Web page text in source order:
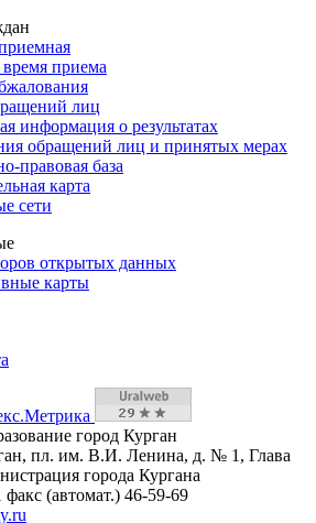
приема
лиц
информация о результатах
обращений лиц и принятых мерах
правовая база
карта
сети
открытых данных
карты
город Курган
пл. им. В.И. Ленина, д. № 1, Глава
города Кургана
(автомат.) 46-59-69